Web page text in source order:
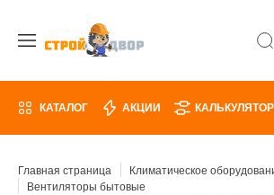
КАТАЛОГ АКЦИИ КАЛЬКУЛЯТОР
Главная страница
Климатическое
Вентиляторы бытовые